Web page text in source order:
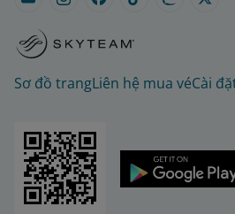
Sơ đồ trangLiên hệ mua véCài